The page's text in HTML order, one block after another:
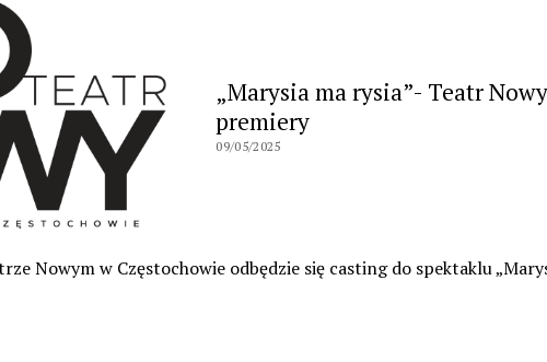
„Marysia ma rysia”- Teatr
premiery
09/05/2025
Nowym w Częstochowie odbędzie się casting do spektaklu